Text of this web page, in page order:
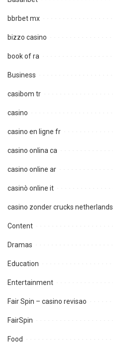
bbrbet mx
bizzo casino
book of ra
Business
casibom tr
casino
casino en ligne fr
casino onlina ca
casino online ar
casinò online it
casino zonder crucks netherlands
Content
Dramas
Education
Entertainment
Fair Spin – casino revisao
FairSpin
Food